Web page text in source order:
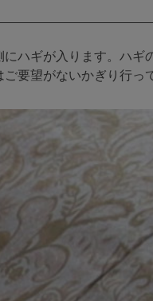
ハギが入ります。ハ
要望がないかぎり行っ